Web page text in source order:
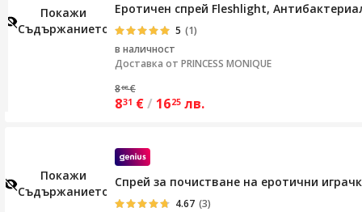
Покажи
Съдържанието
Еротичен спрей Fleshlight,
5 (1)
в наличност
Доставка от PRINCESS MONIQUE
888 €
831 €/ 1625 лв.
Покажи
Съдържанието
Спрей за почистване на еротични
4.67 (3)